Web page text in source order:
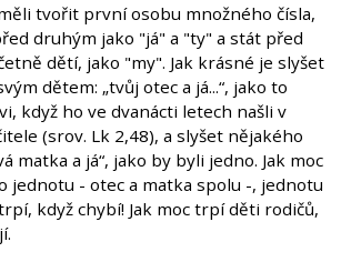
tvořit první osobu množného čísla,
druhým jako "já" a "ty" a stát před
dětí, jako "my". Jak krásné je slyšet
dětem: „tvůj otec a já...“, jako to
když ho ve dvanácti letech našli v
(srov. Lk 2,48), a slyšet nějakého
matka a já“, jako by byli jedno. Jak moc
jednotu - otec a matka spolu -, jednotu
když chybí! Jak moc trpí děti rodičů,